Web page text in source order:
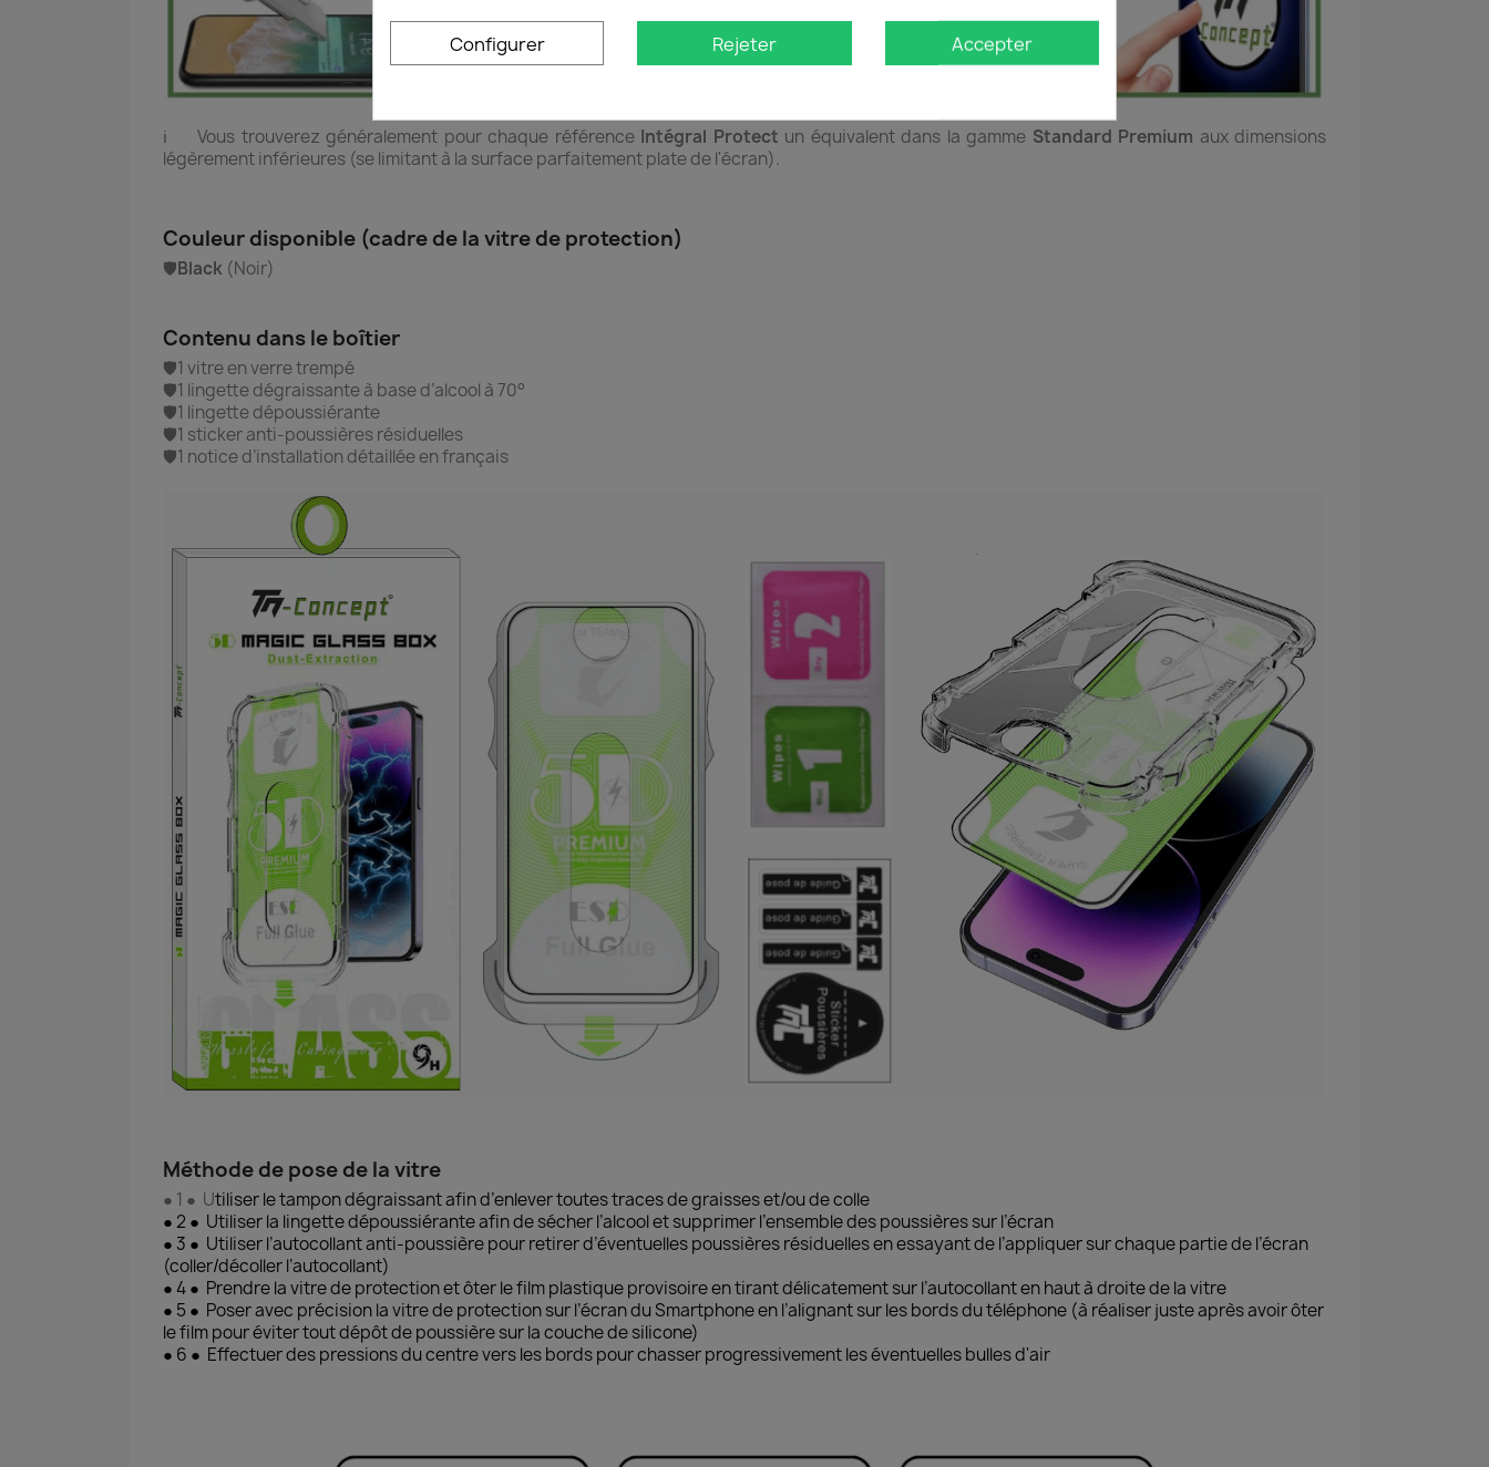
ℹ️ Vous trouverez généralement pour chaque référence Intégral Protect un équivalent dans la gamme Standard Premium aux dimensions
légèrement inférieures (se limitant à la surface parfaitement plate de l'écran).
Couleur disponible (cadre de la vitre de protection)
🛡️Black (Noir)
Contenu dans le boîtier
🛡️1 vitre en verre trempé
🛡️1 lingette dégraissante à base d’alcool à 70°
🛡️1 lingette dépoussiérante
🛡️1 sticker anti-poussières résiduelles
🛡️1 notice d’installation détaillée en français
Méthode de pose de la vitre
● 1 ● Utiliser le tampon dégraissant afin d’enlever toutes traces de graisses et/ou de colle
● 2 ● Utiliser la lingette dépoussiérante afin de sécher l’alcool et supprimer l’ensemble des poussières sur l’écran
● 3 ● Utiliser l’autocollant anti-poussière pour retirer d’éventuelles poussières résiduelles en essayant de l’appliquer sur chaque partie de l’écran
(coller/décoller l’autocollant)
● 4 ● Prendre la vitre de protection et ôter le film plastique provisoire en tirant délicatement sur l’autocollant en haut à droite de la vitre
● 5 ● Poser avec précision la vitre de protection sur l’écran du Smartphone en l’alignant sur les bords du téléphone (à réaliser juste après avoir ôter
le film pour éviter tout dépôt de poussière sur la couche de silicone)
● 6 ● Effectuer des pressions du centre vers les bords pour chasser progressivement les éventuelles bulles d'air
Configurer Rejeter Accepter